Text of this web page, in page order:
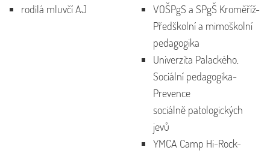
rodilá mluvčí AJ
VOŠPgS a SPgŠ Kroměříž-
Předškolní a mimoškolní
pedagogika
Univerzita Palackého,
Sociální pedagogika-
Prevence
sociálně patologických
jevů
YMCA Camp Hi-Rock-